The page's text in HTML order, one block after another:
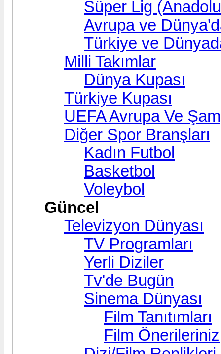
Süper Lig (Anadolu
Avrupa ve
Türkiye ve
Milli Takımlar
Dünya Kupası
Türkiye Kupası
UEFA Avrupa Ve
Diğer Spor Branşları
Kadın Futbol
Basketbol
Voleybol
Güncel
Televizyon Dünyası
TV Programları
Yerli Diziler
Tv'de Bugün
Sinema Dünyası
Film Tanıtımları
Film Önerileriniz